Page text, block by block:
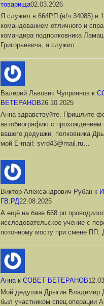
товарища02.03.2026
Я служил в 664РП (в/ч 34085) в
командованием отличного и
командира подполковника
Григорьевича, я служил…
Валерий Львович Чуприяновк
ВЕТЕРАНОВ26.10.2025
Анна здравствуйте. Пришлите
автобиографию с
вашего дедушки, полковника
мой Е-mail: svrd43@mail.ru…
Виктор Александрович Рубанк
ГВ.РД22.08.2025
А ещё на базе 668 рп
исследовательское учение с
потонному мосту при смене ПП.
Аннак СОВЕТ ВЕТЕРАНОВ
Мой дедушка Дрыгин Владимир
был участником спец.операции